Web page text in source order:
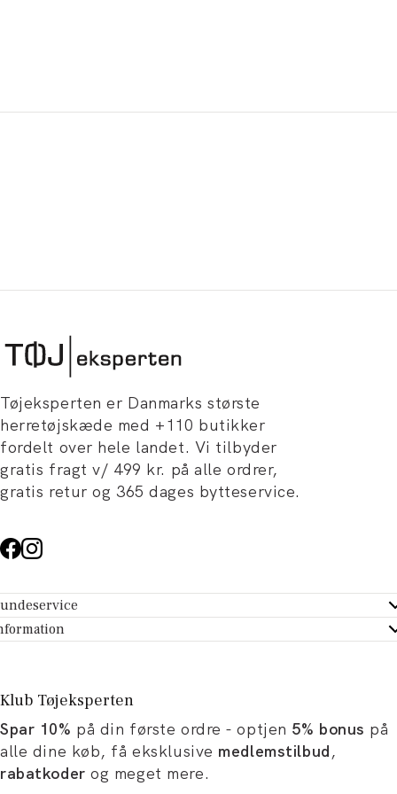
Tøjeksperten er Danmarks største
herretøjskæde med +110 butikker
fordelt over hele landet. Vi tilbyder
gratis fragt v/ 499 kr. på alle ordrer,
gratis retur og 365 dages bytteservice.
- Hjælpecenter
dit køb
Tøjeksperten
og artikler
og karriere
Klub Tøjeksperten
Spar 10% på din første ordre - optjen 5% bonus på
alle dine køb, få eksklusive medlemstilbud,
rabatkoder og meget mere.